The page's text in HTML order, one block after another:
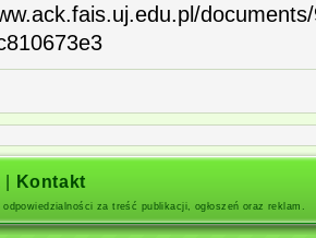
Kontakt
za treść publikacji, ogłoszeń oraz reklam.